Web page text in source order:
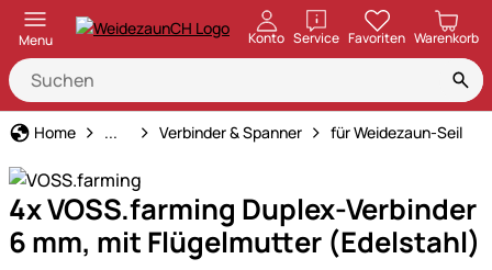
Menu Konto ServiceöffnenFavoriten Warenkorb
Home Weidezaun
... Verbinder & Spanner für Weidezaun-Seil
4x VOSS.farming Duplex-Verbinder
6 mm, mit Flügelmutter (Edelstahl)